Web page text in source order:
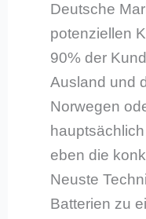
Deutsche
potenziellen
90% der
Ausland und
Norwegen
eben die
Neuste
Batterien zu